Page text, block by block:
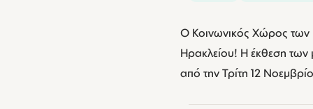
Ο Κοινωνικός Χώρος των
Ηρακλείου! Η έκθεση
από την Τρίτη 12